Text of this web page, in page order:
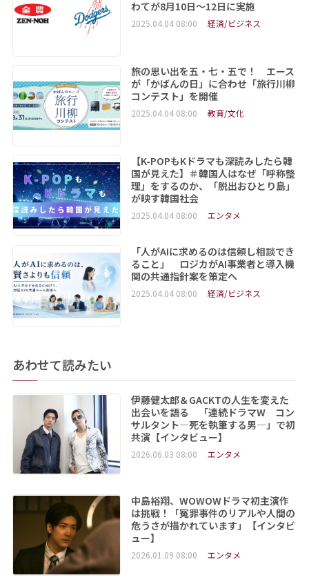
わてが8月10日～12日に実施
2025.04.04 08:00 経済/ビジネス
旅の思い出を五・七・五で！ エース
が「かばんの日」に合わせ「旅行川柳
コンテスト」を開催
2025.04.04 08:00 教育/文化
【K-POPもKドラマも深読みしたら韓
国が見えた】＃韓国人はなぜ「呼称整
理」をするのか、「脱出おひとり島」
が映す韓国社会
2025.04.04 08:00 エンタメ
「人がAIに求めるのは信頼し相談でき
ること」 ロジカがAI事業者と導入機
関の共通指針案を策定へ
2025.04.04 08:00 経済/ビジネス
あわせて読みたい
伊藤健太郎＆GACKTの人生を変えた
出会いを語る 「連続ドラマW コン
サルタント―死を執筆する男―」で初
共演【インタビュー】
2026.06.03 08:00 エンタメ
中島裕翔、WOWOWドラマ初主演作
は挑戦！「冤罪事件のリアルや人間の
危うさが描かれています」【インタビ
ュー】
2026.01.09 08:00 エンタメ